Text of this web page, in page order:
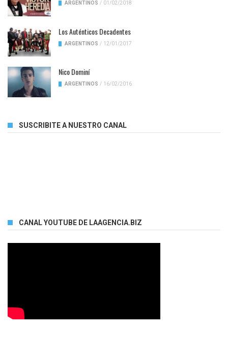
ARGENTINOS / 01/02/2018
Los Auténticos Decadentes
ARGENTINOS / 12/01/2017
Nico Dominí
ARGENTINOS / 16/02/2016
SUSCRIBITE A NUESTRO CANAL
CANAL YOUTUBE DE LAAGENCIA.BIZ